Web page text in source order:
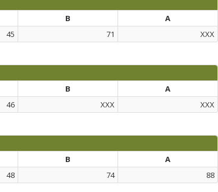
B
A
45 71 XXX
B
A
46 XXX XXX
B
A
48 74 88